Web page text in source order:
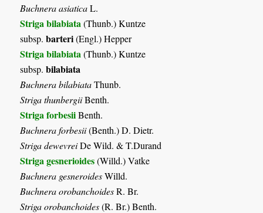
Buchnera asiaticaL.
Striga bilabiata (Thunb.) Kuntze
subsp.barteri(Engl.) Hepper
Striga bilabiata (Thunb.) Kuntze
subsp.bilabiata
Buchnera bilabiataThunb.
Striga thunbergiiBenth.
Striga forbesiiBenth.
Buchnera forbesii(Benth.) D. Dietr.
Striga dewevreiDe Wild. & T.Durand
Striga gesnerioides(Willd.) Vatke
Buchnera gesneroidesWilld.
Buchnera orobanchoidesR. Br.
Striga orobanchoides(R. Br.) Benth.